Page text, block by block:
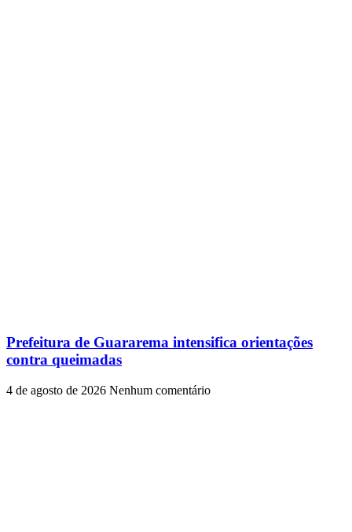
Prefeitura de Guararema intensifica orientações
contra queimadas
4 de agosto de 2026 Nenhum comentário